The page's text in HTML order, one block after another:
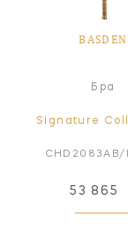
BASDEN
Бра
Signature
CHD2083AB/
53 865